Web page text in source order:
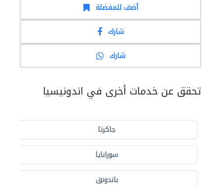
أضف للمفضلة
شارك
شارك
تحقق عن خدمات أخرى في اندونيسيا
جاكرتا
سورابايا
باندونق